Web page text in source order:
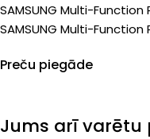
SAMSUNG Multi-Function
SAMSUNG Multi-Function
Preču piegāde
Jums arī varētu